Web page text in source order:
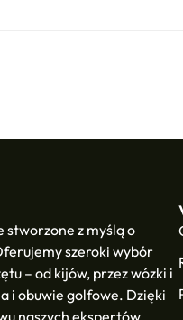
stworzone z myślą o
szeroki wybór
– od kijów, przez wózki i
i obuwie golfowe. Dzięki